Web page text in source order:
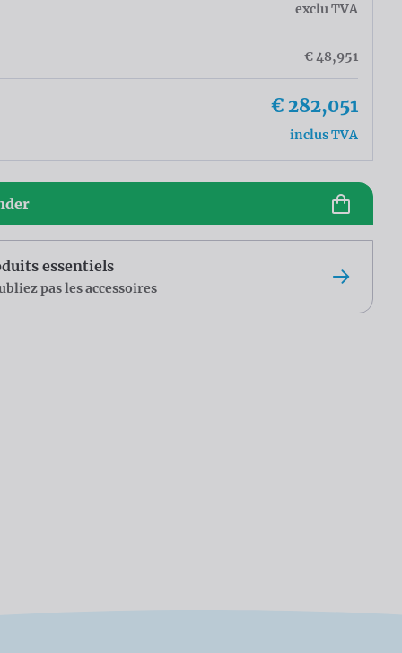
exclu TVA
€ 48,951
€ 282,051
inclus TVA
essentiels
pas les accessoires